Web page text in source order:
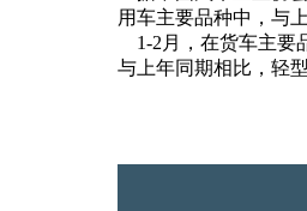
用车主要品种中，与
1-2月，在货车主要
与上年同期相比，轻